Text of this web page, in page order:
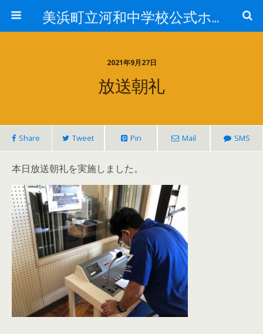
美浜町立河和中学校公式ホームページ
2021年9月27日
放送朝礼
Share Tweet Pin Mail SMS
本日放送朝礼を実施しました。